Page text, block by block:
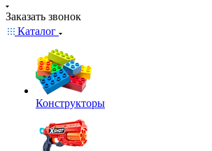
Заказать звонок
Каталог
Конструкторы